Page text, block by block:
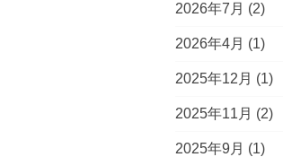
2026年7月 (2)
2026年4月 (1)
2025年12月 (1)
2025年11月 (2)
2025年9月 (1)